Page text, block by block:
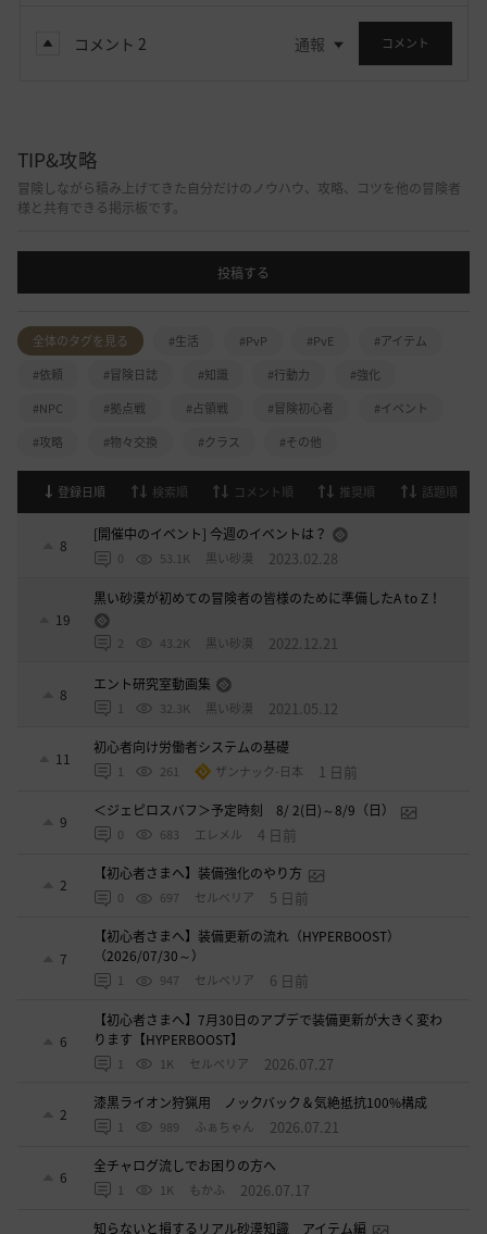
コメント 2 通報 コメント
TIP&攻略
冒険しながら積み上げてきた自分だけのノウハウ、攻略、コツを他の冒険者
様と共有できる掲示板です。
投稿する
全体のタグを見る #生活 #PvP #PvE
#アイテム
#依頼
#冒険日誌 #知識 #行動力
#強化
#NPC
#拠点戦 #占領戦 #冒険初心者
#イベント
#攻略
#物々交換 #クラス #その他
登録日順 検索順 コメント順 推奨順 話題順
8
[開催中のイベント] 今週のイベントは？
0 53.1K 黒い砂漠 2023.02.28
19
黒い砂漠が初めての冒険者の皆様のために準備したA to Z！
2 43.2K 黒い砂漠 2022.12.21
8
エント研究室動画集
1 32.3K 黒い砂漠 2021.05.12
11
初心者向け労働者システムの基礎
1 261 ザンナック-日本 1 日前
9
＜ジェピロスバフ＞予定時刻 8/ 2(日)～8/9（日）
0 683 エレメル 4 日前
2
【初心者さまへ】装備強化のやり方
0 697 セルベリア 5 日前
7
【初心者さまへ】装備更新の流れ（HYPERBOOST）
（2026/07/30～）
1 947 セルベリア 6 日前
6
【初心者さまへ】7月30日のアプデで装備更新が大きく変わ
ります【HYPERBOOST】
1 1K セルベリア 2026.07.27
2
漆黒ライオン狩猟用 ノックバック＆気絶抵抗100%構成
1 989 ふぁちゃん 2026.07.21
6
全チャログ流しでお困りの方へ
1 1K もかふ 2026.07.17
知らないと損するリアル砂漠知識 アイテム編